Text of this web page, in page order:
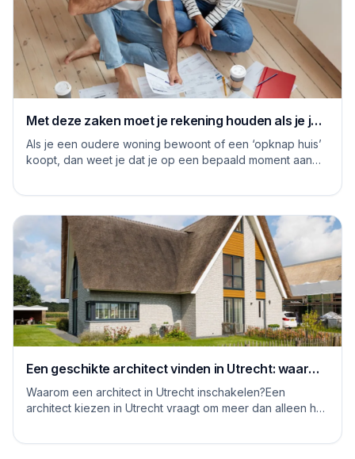
Met deze zaken moet je rekening houden als je je
huis grondig gaat renoveren
Als je een oudere woning bewoont of een ‘opknap huis’
koopt, dan weet je dat je op een bepaald moment aan
Een geschikte architect vinden in Utrecht: waar
moet je op letten
Waarom een architect in Utrecht inschakelen?Een
architect kiezen in Utrecht vraagt om meer dan alleen het